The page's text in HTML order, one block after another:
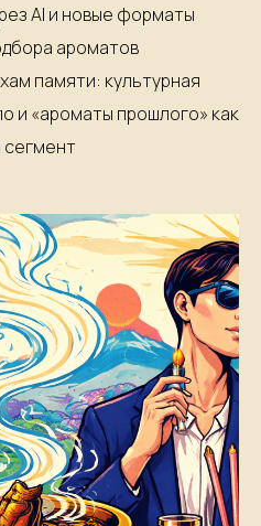
AI и новые форматы
ароматов
памяти: культурная
и «ароматы прошлого» как
сегмент